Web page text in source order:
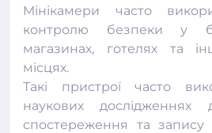
Мінікамери часто
контролю безпеки у
магазинах, готелях та
місцях.
Такі пристрої часто
наукових дослідженнях
спостереження та